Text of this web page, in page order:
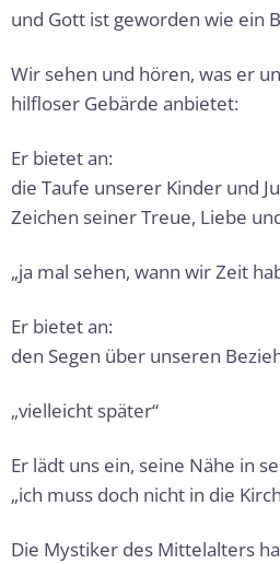
und Gott ist geworden wie ein
Wir sehen und hören, was er
hilfloser Gebärde anbietet:
Er bietet an:
die Taufe unserer Kinder und
Zeichen seiner Treue, Liebe
„ja mal sehen, wann wir Zeit
Er bietet an:
den Segen über unseren
„vielleicht später“
Er lädt uns ein, seine Nähe in
„ich muss doch nicht in die
Die Mystiker des Mittelalters